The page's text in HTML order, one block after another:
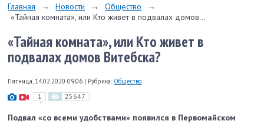
Главная → Новости → Общество
→
«Тайная комната», или Кто живет в подвалах домов...
«Тайная комната», или Кто живет в
подвалах домов Витебска?
Пятница, 14.02.2020 09:06 | Рубрика: Общество
1 25647
Подвал «со всеми удобствами» появился в Первомайском